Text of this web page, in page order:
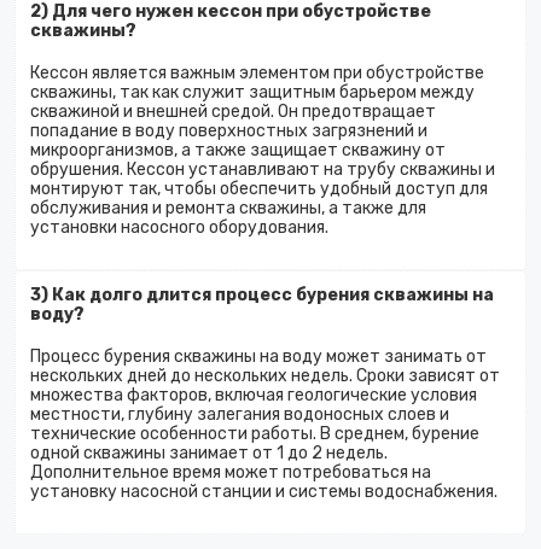
2) Для чего нужен кессон при обустройстве
скважины?
Кессон является важным элементом при обустройстве
скважины, так как служит защитным барьером между
скважиной и внешней средой. Он предотвращает
попадание в воду поверхностных загрязнений и
микроорганизмов, а также защищает скважину от
обрушения. Кессон устанавливают на трубу скважины и
монтируют так, чтобы обеспечить удобный доступ для
обслуживания и ремонта скважины, а также для
установки насосного оборудования.
3) Как долго длится процесс бурения скважины на
воду?
Процесс бурения скважины на воду может занимать от
нескольких дней до нескольких недель. Сроки зависят от
множества факторов, включая геологические условия
местности, глубину залегания водоносных слоев и
технические особенности работы. В среднем, бурение
одной скважины занимает от 1 до 2 недель.
Дополнительное время может потребоваться на
установку насосной станции и системы водоснабжения.